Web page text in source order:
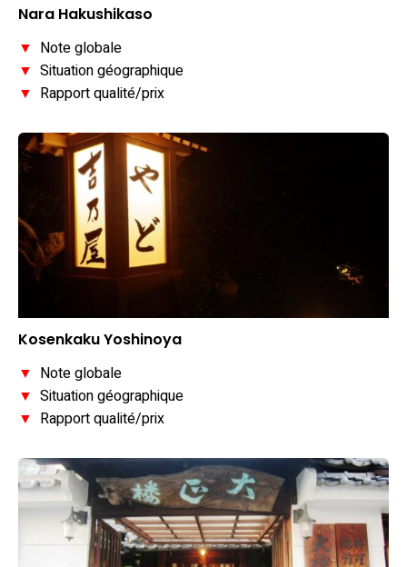
Nara Hakushikaso
▼ Note globale
▼ Situation géographique
▼ Rapport qualité/prix
Kosenkaku Yoshinoya
▼ Note globale
▼ Situation géographique
▼ Rapport qualité/prix